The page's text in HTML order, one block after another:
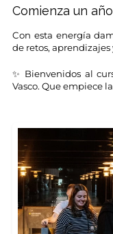
Comienza un
Con esta energía
de retos,
✨ Bienvenidos al
Vasco. Que empiece